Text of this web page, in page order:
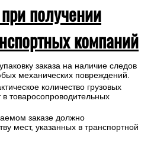
получении
компаний
заказа на наличие следов
механических повреждений.
количество грузовых
товаросопроводительных
заказе должно
мест, указанных в транспортной